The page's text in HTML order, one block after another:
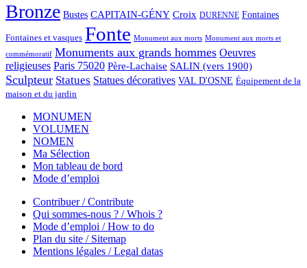
Bronze Bustes CAPITAIN-GÉNY Croix DURENNE Fontaines
Fontaines et vasques Fonte Monument aux morts Monument aux morts et
commémoratif Monuments aux grands hommes Oeuvres
religieuses Paris 75020 Père-Lachaise SALIN (vers 1900)
Sculpteur Statues Statues décoratives VAL D'OSNE Équipement de la
maison et du jardin
MONUMEN
VOLUMEN
NOMEN
Ma Sélection
Mon tableau de bord
Mode d’emploi
Contribuer / Contribute
Qui sommes-nous ? / Whois ?
Mode d’emploi / How to do
Plan du site / Sitemap
Mentions légales / Legal datas